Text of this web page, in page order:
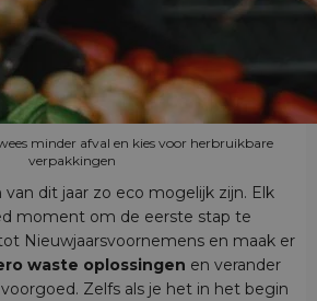
minder afval en kies voor herbruikbare
verpakkingen
dit jaar zo eco mogelijk zijn. Elk
moment om de eerste stap te
Nieuwjaarsvoornemens en maak er
waste oplossingen en verander
Zelfs als je het in het begin